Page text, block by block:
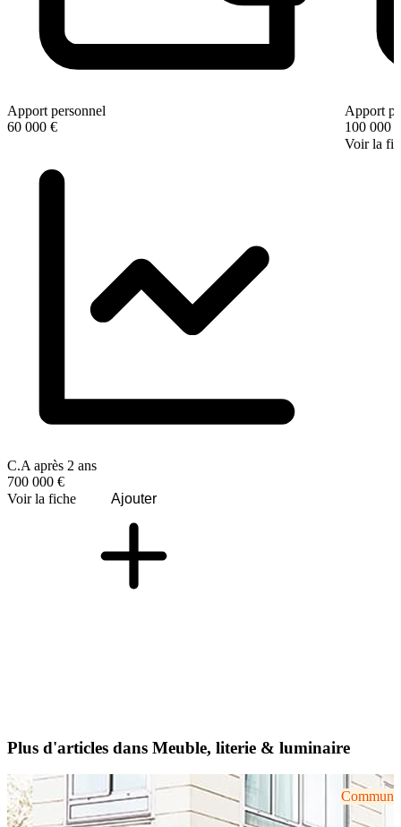
Apport personnel
60 000 €
C.A après 2 ans
700 000 €
Voir la fiche
Ajouter
Apport
100 000 €
Voir la
Plus d'articles dans Meuble, literie & luminaire